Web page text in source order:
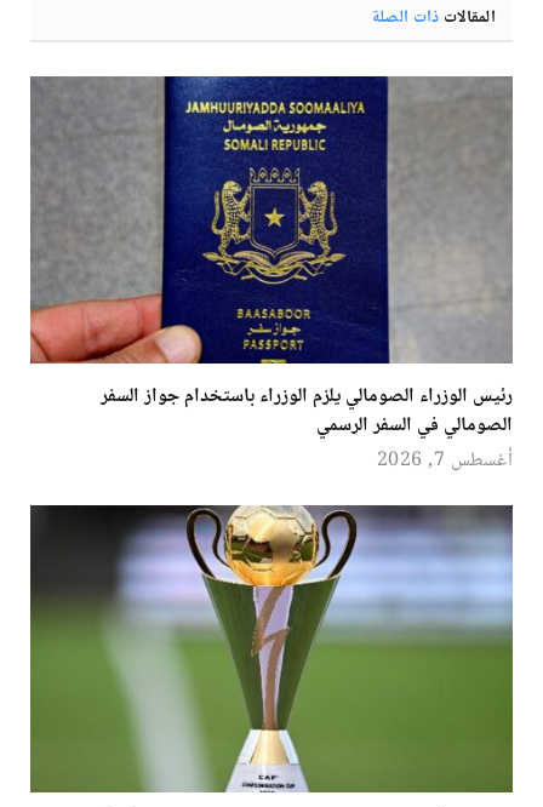
المقالات ذات الصلة
رئيس الوزراء الصومالي يلزم الوزراء باستخدام جواز السفر
الصومالي في السفر الرسمي
أغسطس 7, 2026